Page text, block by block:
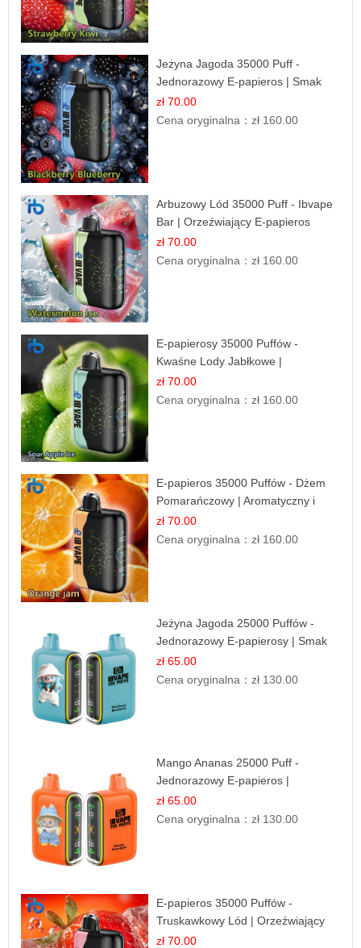
Jeżyna Jagoda 35000 Puff -
Jednorazowy E-papieros | Smak
Leśnych Owoców
zł 70.00
Cena oryginalna：zł 160.00
Arbuzowy Lód 35000 Puff - Ibvape
Bar | Orzeźwiający E-papieros
Jednorazowy
zł 70.00
Cena oryginalna：zł 160.00
E-papierosy 35000 Puffów -
Kwaśne Lody Jabłkowe |
Orzeźwiający Smak
zł 70.00
Cena oryginalna：zł 160.00
E-papieros 35000 Puffów - Dżem
Pomarańczowy | Aromatyczny i
Długotrwały
zł 70.00
Cena oryginalna：zł 160.00
Jeżyna Jagoda 25000 Puffów -
Jednorazowy E-papierosy | Smak
Leśnych Owoców
zł 65.00
Cena oryginalna：zł 130.00
Mango Ananas 25000 Puff -
Jednorazowy E-papieros |
Egzotyczny Smak
zł 65.00
Cena oryginalna：zł 130.00
E-papieros 35000 Puffów -
Truskawkowy Lód | Orzeźwiający
Smak
zł 70.00